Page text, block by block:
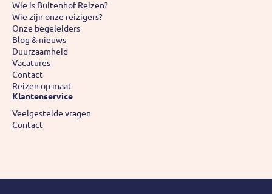
Wie is Buitenhof Reizen?
Wie zijn onze reizigers?
Onze begeleiders
Blog & nieuws
Duurzaamheid
Vacatures
Contact
Reizen op maat
Klantenservice
Veelgestelde vragen
Contact